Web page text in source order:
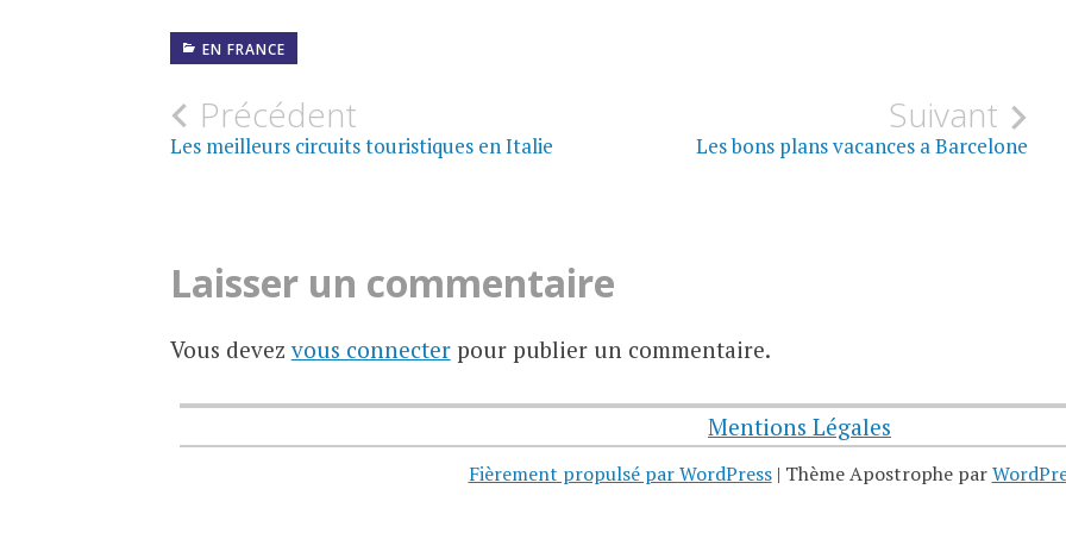
EN FRANCE
Navigation
Précédent
Les meilleurs circuits touristiques en Italie
Suivant
Les bons plans vacances a Barcelone
Laisser un commentaire
Vous devezvous connecterpour publier un commentaire.
Mentions Légales
Fièrement propulsé par WordPress | Thème Apostrophe par